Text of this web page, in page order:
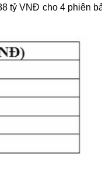
tỷ VNĐ cho 4 phiên